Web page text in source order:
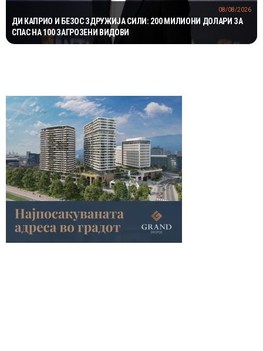
ДИ КАПРИО И БЕЗОС ЗДРУЖИЈА СИЛИ: 200 МИЛИОНИ ДОЛАРИ ЗА
СПАС НА 100 ЗАГРОЗЕНИ ВИДОВИ
08/08/2026